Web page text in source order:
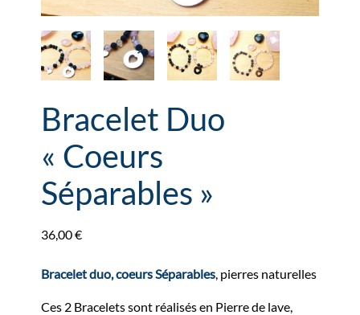
Bracelet Duo
« Coeurs
Séparables »
36,00€
Bracelet duo, coeurs Séparables , pierres naturelles
Ces 2 Bracelets sont réalisés en Pierre de lave,